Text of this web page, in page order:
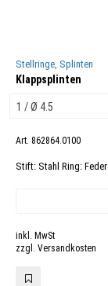
Stellringe, Splinten
Klappsplinten
Art. 862864.0100
Stift: Stahl Ring:
inkl. MwSt
zzgl. Versandkosten